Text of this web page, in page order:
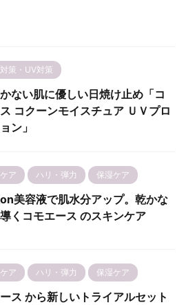
策・UV対策
ない肌に優しい日焼け止め「コ
コクーンモイスチュア ＵＶプロ
ン」
ア ハリ・弾力 保湿ケア
美容液で肌水分アップ。乾かな
くコモエース のスキンケア
ア ハリ・弾力 保湿ケア
ス から新しいトライアルセット